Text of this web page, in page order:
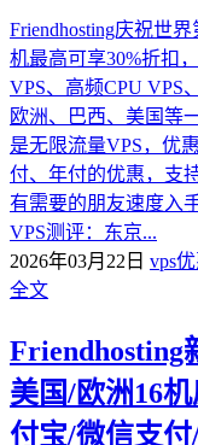
Friendhosting庆祝世
机最高可享30%折扣
VPS、高频CPU VPS
欧洲、巴西、美国等
是无限流量VPS，优
付、年付的优惠，支
有需要的朋友速度入
VPS测评：东京...
2026年03月22日 vps
全文
Friendhosting
美国/欧洲16
付宝/微信支